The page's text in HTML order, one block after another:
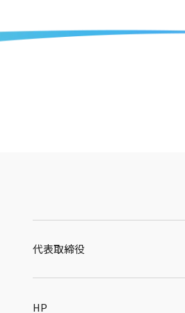
代表取締役
HP